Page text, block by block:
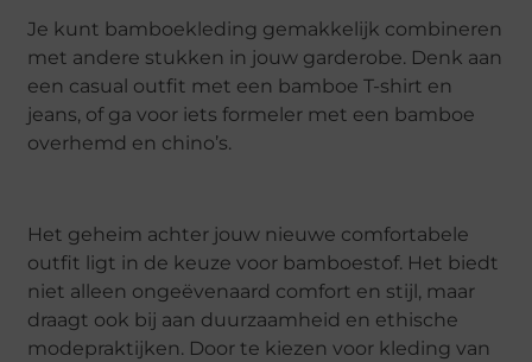
Je kunt bamboekleding gemakkelijk combineren
met andere stukken in jouw garderobe. Denk aan
een casual outfit met een bamboe T-shirt en
jeans, of ga voor iets formeler met een bamboe
overhemd en chino’s.
Het geheim achter jouw nieuwe comfortabele
outfit ligt in de keuze voor bamboestof. Het biedt
niet alleen ongeëvenaard comfort en stijl, maar
draagt ook bij aan duurzaamheid en ethische
modepraktijken. Door te kiezen voor kleding van